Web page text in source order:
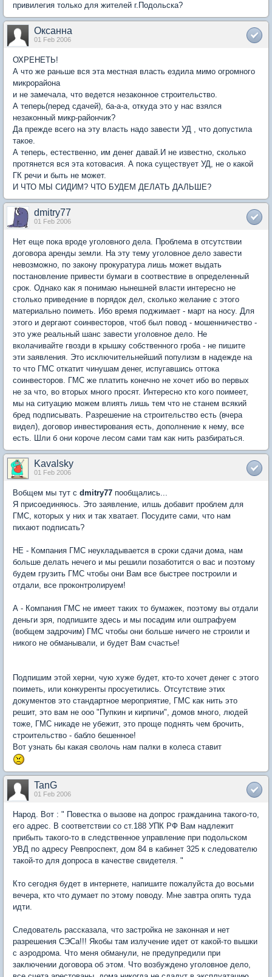
привилегия только для жителей г.Подольска?
Оксанна
01 Feb 2006
ОХРЕНЕТЬ!
А что же раньше вся эта местная власть ездила мимо огромного
микрорайона
и не замечала, что ведется незаконное строительство.
А теперь(перед сдачей), ба-а-а, откуда это у нас взялся
незаконный микр-райончик?
Да прежде всего на эту власть надо завести УД , что допустила
такое.
А теперь, естественно, им денег давай.И не известно, сколько
протянется вся эта котовасия. А пока существует УД, не о какой
ГК речи и быть не может.
И ЧТО МЫ СИДИМ? ЧТО БУДЕМ ДЕЛАТЬ ДАЛЬШЕ?
dmitry77
01 Feb 2006
Нет еще пока вроде уголовного дела. Проблема в отсутствии
договора аренды земли. На эту тему уголовное дело завести
невозможно, по закону прокуратура лишь может выдать
постановление привести бумаги в соотвествие в определенный
срок. Однако как я понимаю нынешней власти интересно не
столько приведение в порядок дел, сколько желание с этого
материально поиметь. Ибо время поджимает - март на носу. Для
этого и дергают соинвесторов, чтоб был повод - мошенничество -
это уже реальный шанс завести уголовное дело. Не
вколачивайте гвозди в крышку собственного гроба - не пишите
эти заявления. Это исключительнейший популизм в надежде на
то что ГМС откатит чинушам денег, испугавшись оттока
соинвесторов. ГМС же платить конечно не хочет ибо во первых
не за что, во вторых много просят. Интересно кто кого поимеет,
мы на ситуацию можем влиять лишь тем что не станем всякий
бред подписывать. Разрешение на строительство есть (вчера
видел), договор инвестирования есть, дополнение к нему, все
есть. Шли б они короче лесом сами там как нить разбираться.
Kavalsky
01 Feb 2006
Вобщем мы тут с dmitry77 пообщались...
Я присоединяюсь. Это заявление, илшь добавит проблем для
ГМС, которых у них и так хватает. Посудите сами, что нам
пихают подписать?
НЕ - Компания ГМС неукладывается в сроки сдачи дома, нам
больше делать нечего и мы решили позаботится о вас и поэтому
будем грузить ГМС чтобы они Вам все быстрее построили и
отдали, все проконтролируем!
А - Компания ГМС не имеет таких то бумажек, поэтому вы отдали
деньги зря, подпишите здесь и мы посадим или оштрафуем
(вобщем задрочим) ГМС чтобы они больше ничего не строили и
никого не обманывали, и будет Вам счастье!
Подпишим этой херни, чую хуже будет, кто-то хочет денег с этого
поиметь, или конкуренты просуетились. Отсутствие этих
документов это стандартное мероприятие, ГМС как нить это
решит, это вам не ооо "Пупкин и кирпичи", домов много, людей
тоже, ГМС никаде не убежит, это проще поднять чем брочить,
строительство - бабло бешенное!
Вот узнать бы какая сволочь нам палки в колеса ставит
TanG
01 Feb 2006
Народ. Вот : " Повестка о вызове на допрос гражданина такого-то,
его адрес. В соответствии со ст.188 УПК РФ Вам надлежит
прибыть такого-то в следственное управление при подольском
УВД по адресу Ревпроспект, дом 84 в кабинет 325 к следователю
такой-то для допроса в качестве свидетеля. "
Кто сегодня будет в интернете, напишите пожалуйста до восьми
вечера, кто что думает по этому поводу. Мне завтра опять туда
идти.
Следователь рассказала, что застройка не законная и нет
разрешения СЭСа!!! Якобы там излучение идет от какой-то вышки
с аэродрома. Что меня обманули, не предупредили при
заключении договора об этом. Что возбуждено уголовное дело,